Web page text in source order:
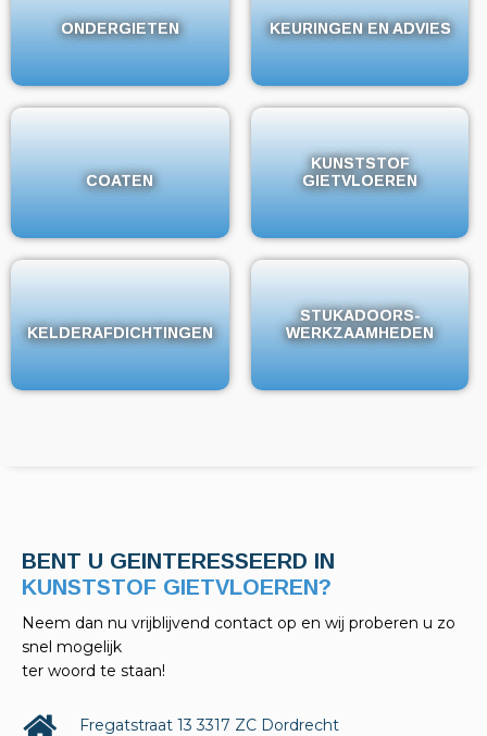
ONDERGIETEN
ONDERGIETEN KEURINGEN EN ADVIES
KEURINGEN EN ADVIES
COATEN
COATEN
KUNSTSTOF
GIETVLOEREN
KUNSTSTOF
GIETVLOEREN
KELDERAFDICHTINGEN
KELDERAFDICHTINGEN
STUKADOORS-
WERKZAAMHEDEN
STUKADOORS-
WERKZAAMHEDEN
BENT U GEINTERESSEERD IN
KELDERAFDICHTINGEN?
Neem dan nu vrijblijvend contact op en wij proberen u zo
snel mogelijk
ter woord te staan!
Fregatstraat 13 3317 ZC Dordrecht